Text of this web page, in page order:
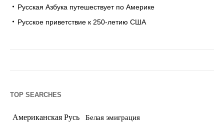
Русская Азбука путешествует по Америке
Русское приветствие к 250-летию США
TOP SEARCHES
Американская Русь Белая эмиграция